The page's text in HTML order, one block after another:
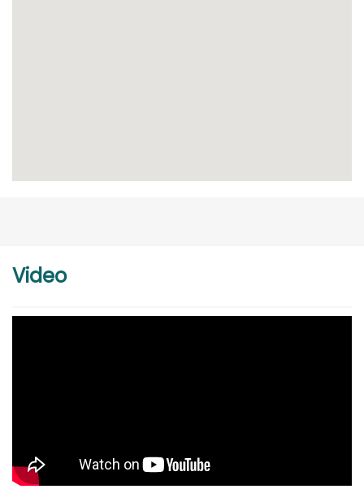
Video